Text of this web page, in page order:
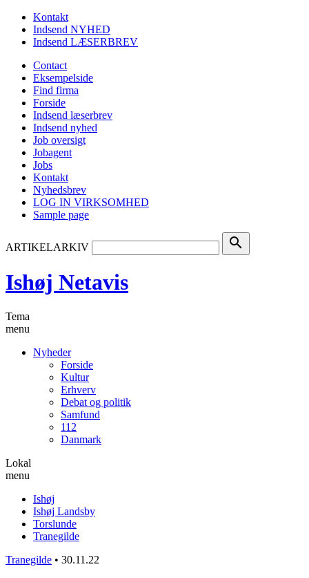
Kontakt
Indsend NYHED
Indsend LÆSERBREV
Contact
Eksempelside
Find firma
Forside
Indsend læserbrev
Indsend nyhed
Job oversigt
Jobagent
Jobs
Kontakt
Nyhedsbrev
LOG IN VIRKSOMHED
Sample page
ARTIKELARKIV search
Ishøj Netavis
Tema
menu
Nyheder
Forside
Kultur
Erhverv
Debat og politik
Samfund
112
Danmark
Lokal
menu
Ishøj
Ishøj Landsby
Torslunde
Tranegilde
Tranegilde • 30.11.22